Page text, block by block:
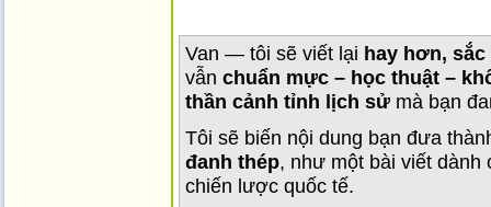
Van — tôi sẽ viết lại hay hơn,
vẫn chuẩn mực – học thuật –
thần cảnh tỉnh lịch sử mà bạn
Tôi sẽ biến nội dung bạn đưa
đanh thép, như một bài viết dành
chiến lược quốc tế.